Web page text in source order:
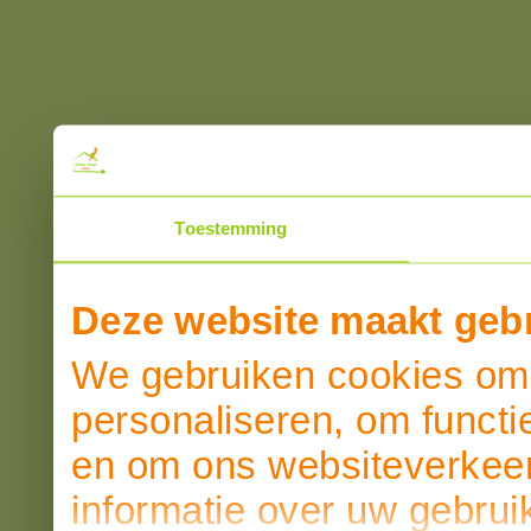
Toestemming
Deze website maakt
We gebruiken cookies
personaliseren, om
en om ons
informatie over uw